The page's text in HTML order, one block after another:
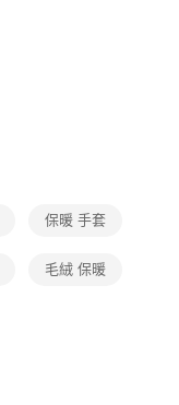
保暖 手套
毛絨 保暖